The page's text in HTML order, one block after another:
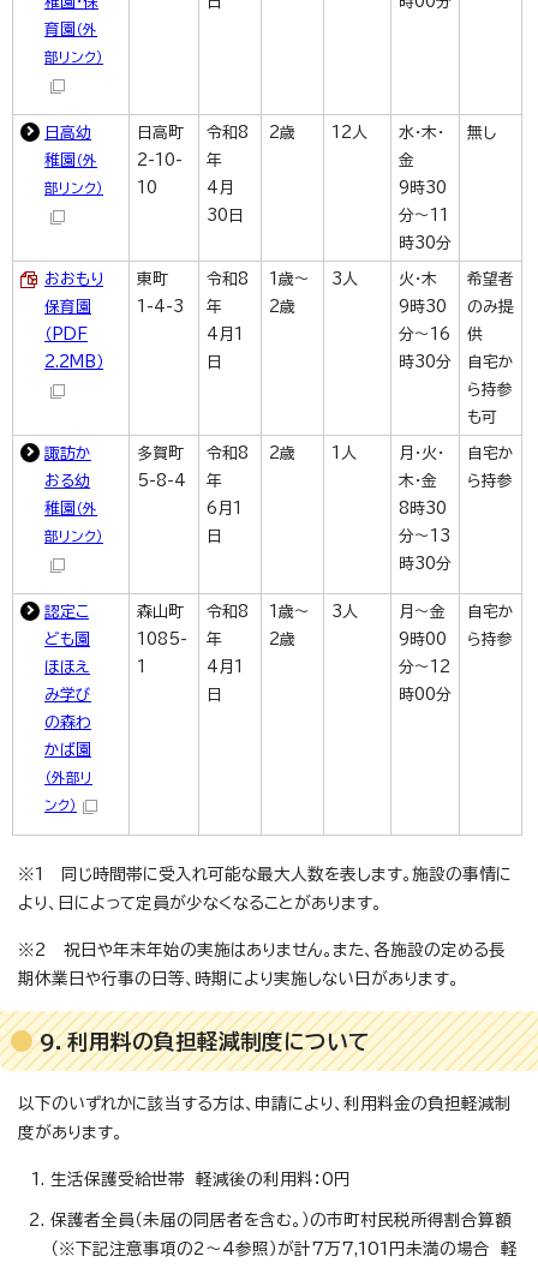
育園 （外
部リンク）
日高幼
稚園 （外
部リンク）
日高町
2-10-
10
令和8
年
4月
30日
2歳 12人
水・木・
金
9時30
分～11
時30分
無し
おおもり
保育園
（PDF
2.2MB）
東町
1-4-3
令和8
年
4月1
日
1歳～
2歳
3人
火・木
9時30
分～16
時30分
希望者
のみ提
供
自宅か
ら持参
も可
諏訪か
おる幼
稚園 （外
部リンク）
多賀町
5-8-4
令和8
年
6月1
日
2歳 1人
月・火・
木・金
8時30
分～13
時30分
自宅か
ら持参
認定こ
ども園
ほほえ
み学び
の森わ
かば園
（外部リ
ンク）
森山町
1085-
令和8
年
4月1
日
1歳～
2歳
3人
月～金
9時00
分～12
時00分
自宅か
ら持参
※1 同じ時間帯に受入れ可能な最大人数を表します。施設の事情に
より、日によって定員が少なくなることがあります。
※2 祝日や年末年始の実施はありません。また、各施設の定める長
期休業日や行事の日等、時期により実施しない日があります。
9．利用料の負担軽減制度について
以下のいずれかに該当する方は、申請により、利用料金の負担軽減制
度があります。
生活保護受給世帯 軽減後の利用料：0円
保護者全員（未届の同居者を含む。）の市町村民税所得割合算額
（※下記注意事項の2～4参照）が計7万7,101円未満の場合 軽